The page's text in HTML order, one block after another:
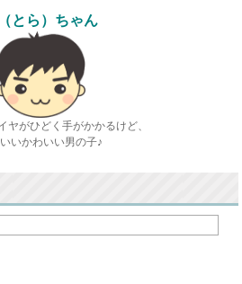
とら）ちゃん
ヤがひどく手がかかるけど、
いかわいい男の子♪